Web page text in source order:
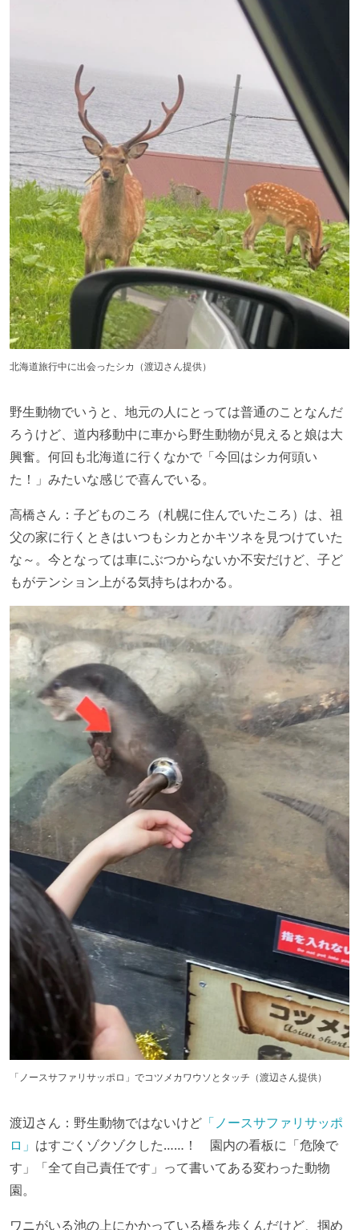
北海道旅行中に出会ったシカ（渡辺さん提供）
野生動物でいうと、地元の人にとっては普通のことなんだ
ろうけど、道内移動中に車から野生動物が見えると娘は大
興奮。何回も北海道に行くなかで「今回はシカ何頭い
た！」みたいな感じで喜んでいる。
高橋さん：子どものころ（札幌に住んでいたころ）は、祖
父の家に行くときはいつもシカとかキツネを見つけていた
な～。今となっては車にぶつからないか不安だけど、子ど
もがテンション上がる気持ちはわかる。
「ノースサファリサッポロ」でコツメカワウソとタッチ（渡辺さん提供）
渡辺さん：野生動物ではないけど 「ノースサファリサッポ
ロ」 はすごくゾクゾクした……！ 園内の看板に「危険で
す」「全て自己責任です」って書いてある変わった動物
園。
ワニがいる池の上にかかっている橋を歩くんだけど、掴め